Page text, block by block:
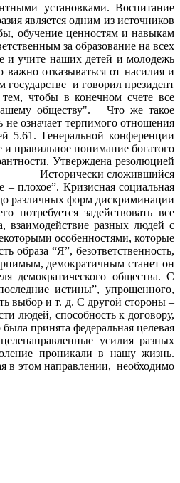
установками. Воспитание
является одним из источников
обучение ценностям и навыкам
за образование на всех
и учите наших детей и молодежь
отказываться от насилия и
и говорил президент
чтобы в конечном счете все
обществу". Что же такое
означает терпимого отношения
5.61. Генеральной конференции
понимание богатого
Утверждена резолюцией
сложившийся
– плохое”. Кризисная социальная
различных форм дискриминации
потребуется задействовать все
взаимодействие разных людей с
особенностями, которые
“Я”, безответственность,
демократичным станет он
демократического общества. С
истины”, упрощенного,
выбор и т. д. С другой стороны –
людей, способность к договору,
федеральная целевая
усилия разных
проникали в нашу жизнь.
направлении, необходимо